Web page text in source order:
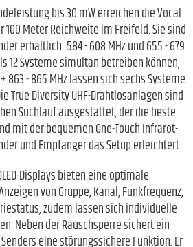
bis 30 mW erreichen die Vocal
100 Meter Reichweite im Freifeld. Sie sind
erhältlich: 584 - 608 MHz und 655 - 679
12 Systeme simultan betreiben können,
863 - 865 MHz lassen sich sechs Systeme
True Diversity UHF-Drahtlosanlagen sind
Suchlauf ausgestattet, der die beste
mit der bequemen One-Touch Infrarot-
und Empfänger das Setup erleichtert.
Displays bieten eine optimale
von Gruppe, Kanal, Funkfrequenz,
zudem lassen sich individuelle
Neben der Rauschsperre sichert ein
eine störungssichere Funktion. Er